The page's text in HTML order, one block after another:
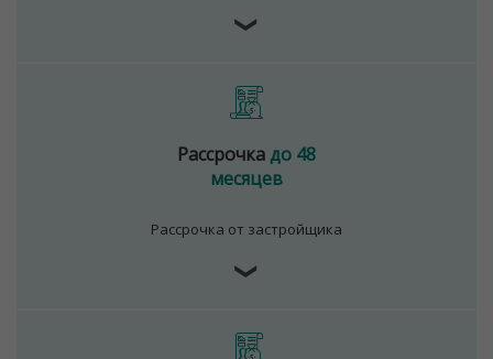
❯
Рассрочкадо 48
месяцев
Рассрочка от застройщика
❯